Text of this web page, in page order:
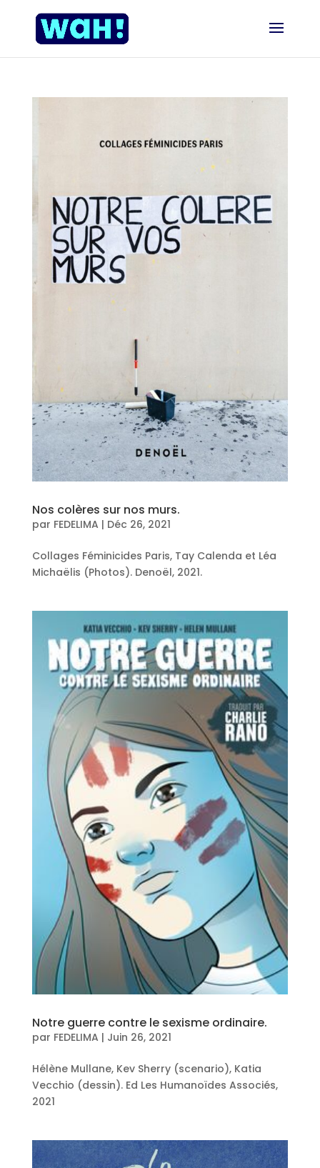
Nos colères sur nos murs.
par FEDELIMA | Déc 26, 2021
Collages Féminicides Paris, Tay Calenda et Léa
Michaëlis (Photos). Denoël, 2021.
Notre guerre contre le sexisme ordinaire.
par FEDELIMA | Juin 26, 2021
Hélène Mullane, Kev Sherry (scenario), Katia
Vecchio (dessin). Ed Les Humanoïdes Associés,
2021